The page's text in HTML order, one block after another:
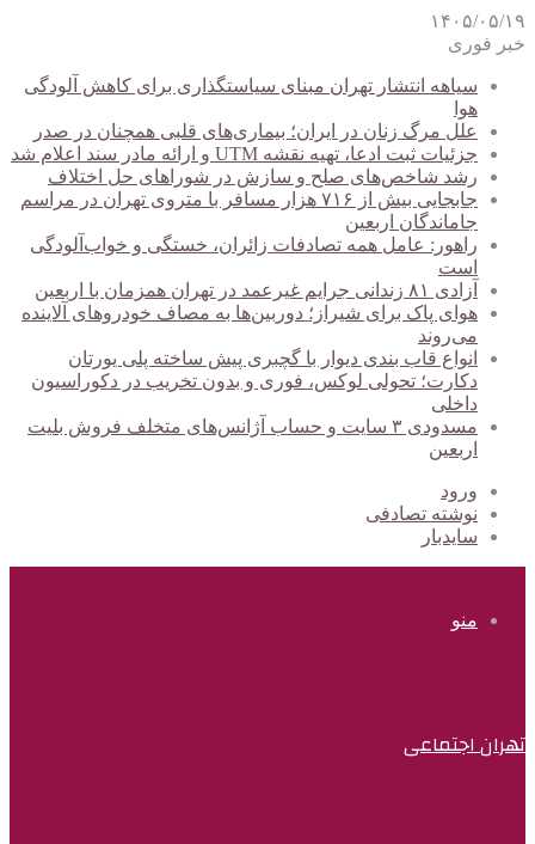
۱۴۰۵/۰۵/۱۹
خبر فوری
سیاهه انتشار تهران مبنای سیاستگذاری برای کاهش آلودگی
هوا
علل مرگ زنان در ایران؛ بیماری‌های قلبی همچنان در صدر
جزئیات ثبت ادعا، تهیه نقشه UTM و ارائه مادر سند اعلام شد
رشد شاخص‌های صلح و سازش در شوراهای حل اختلاف
جابجایی بیش از ۷۱۶ هزار مسافر با متروی تهران در مراسم
جاماندگان اربعین
راهور: عامل همه تصادفات زائران، خستگی و خواب‌آلودگی
است
آزادی ۸۱ زندانی جرایم غیرعمد در تهران همزمان با اربعین
هوای پاک برای شیراز؛ دوربین‌ها به مصاف خودروهای آلاینده
می‌روند
انواع قاب بندی دیوار با گچبری پیش ساخته پلی یورتان
دکارت؛ تحولی لوکس، فوری و بدون تخریب در دکوراسیون
داخلی
مسدودی ۳ سایت و حساب آژانس‌های متخلف فروش بلیت
اربعین
ورود
نوشته تصادفی
سایدبار
منو
تهران اجتماعی